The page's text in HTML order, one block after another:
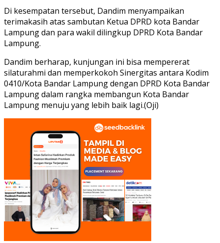
Di kesempatan tersebut, Dandim menyampaikan
terimakasih atas sambutan Ketua DPRD kota Bandar
Lampung dan para wakil dilingkup DPRD Kota Bandar
Lampung.
Dandim berharap, kunjungan ini bisa mempererat
silaturahmi dan memperkokoh Sinergitas antara Kodim
0410/Kota Bandar Lampung dengan DPRD Kota Bandar
Lampung dalam rangka membangun Kota Bandar
Lampung menuju yang lebih baik lagi.(Oji)